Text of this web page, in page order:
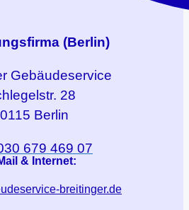
(Berlin)
Gebäudeservice
28
Berlin
679 469 07
& Internet:
breitinger.de